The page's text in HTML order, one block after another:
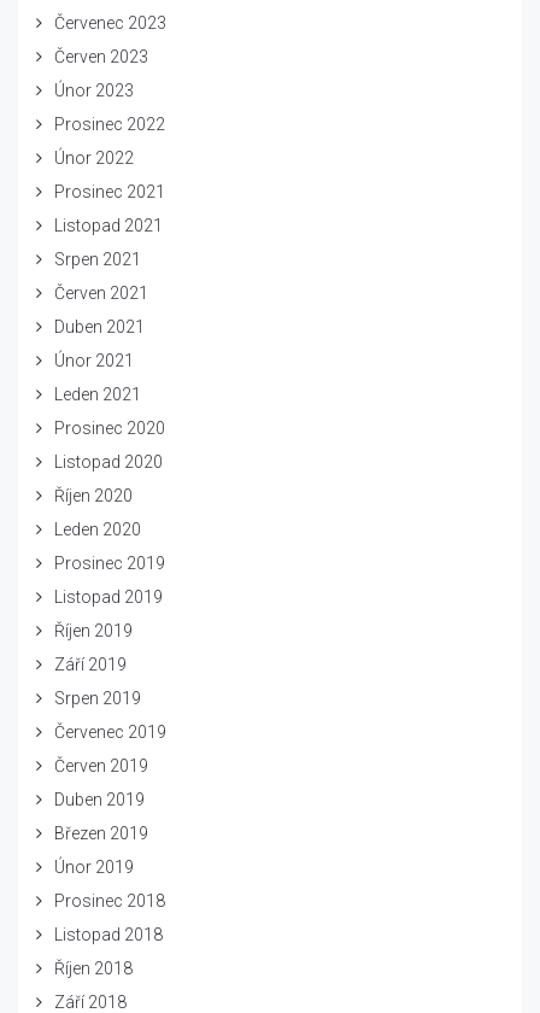
Červenec 2023
Červen 2023
Únor 2023
Prosinec 2022
Únor 2022
Prosinec 2021
Listopad 2021
Srpen 2021
Červen 2021
Duben 2021
Únor 2021
Leden 2021
Prosinec 2020
Listopad 2020
Říjen 2020
Leden 2020
Prosinec 2019
Listopad 2019
Říjen 2019
Září 2019
Srpen 2019
Červenec 2019
Červen 2019
Duben 2019
Březen 2019
Únor 2019
Prosinec 2018
Listopad 2018
Říjen 2018
Září 2018